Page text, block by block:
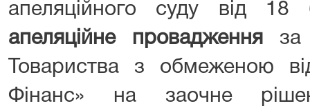
апеляційного суду від
апеляційне провадження
за
Товариства з обмеженою
Фінанс» на заочне